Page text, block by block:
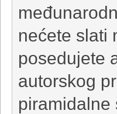
nećete slati
posedujete
autorskog
piramidalne